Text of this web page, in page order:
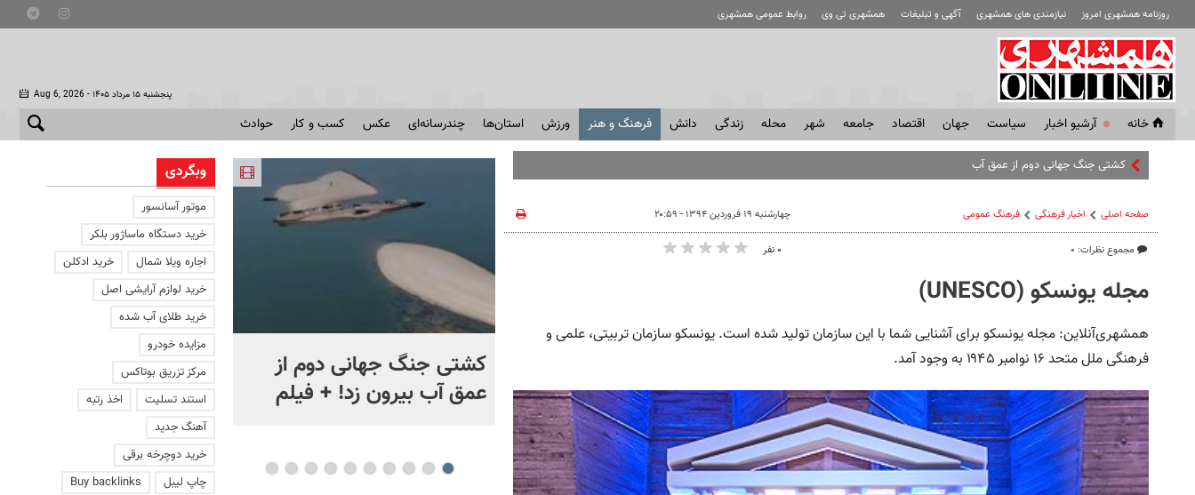
روزنامه همشهری امروز نیازمندی های همشهری آگهی و تبلیغات همشهری تی وی روابط عمومی همشهری
Aug 6, 2026 - پنجشنبه ۱۵ مرداد ۱۴۰۵
خانه آرشیو اخبار سياست جهان اقتصاد جامعه شهر محله زندگی دانش فرهنگ و هنر ورزش استان‌ها چندرسانه‌ای عکس کسب و کار حوادث
کشتی‌ جنگ جهانی دوم از عمق آب بیرون زد! + فیلم
صفحه اصلی اخبار فرهنگی فرهنگ عمومی
مجموع نظرات: ۰
چهارشنبه ۱۹ فروردین ۱۳۹۴ - ۲۰:۵۹
۰ نفر
مجله یونسکو (UNESCO)
همشهری‌آنلاین: مجله یونسکو برای آشنایی شما با این سازمان تولید شده است. یونسکو سازمان تربیتی، علمی و
فرهنگی ملل متحد ۱۶ نوامبر ۱۹۴۵ به‌ وجود آمد.
۹ با ماه + فیلم
کشتی‌ جنگ جهانی دوم از
عمق آب بیرون زد! + فیلم
افشای اطلاعات برای ترور
بارون ترامپ | ماجرای قرار
عاشقانه با یک زن
وبگردی
موتور آسانسور
خرید دستگاه ماساژور بلکر
اجاره ویلا شمال
خرید ادکلن
خرید لوازم آرایشی اصل
خرید طلای آب شده
مزایده خودرو
مرکز تزریق بوتاکس
استند تسلیت
اخذ رتبه
آهنگ جدید
خرید دوچرخه برقی
چاپ لیبل
Buy backlinks